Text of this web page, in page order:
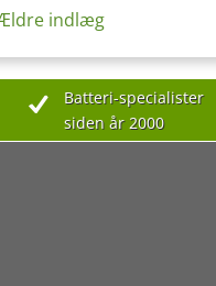
indlæg
Batteri-specialister
siden år 2000